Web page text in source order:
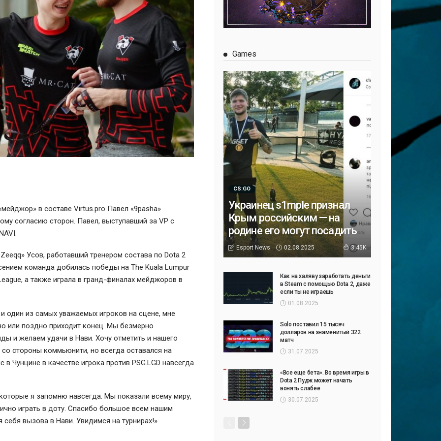
в составе Virtus.pro Павел «9pasha»
согласию сторон. Павел, выступавший за VP с
Усов, работавший тренером состава по Dota 2
команда добилась победы на The Kuala Lumpur
а также играла в гранд-финалах мейджоров в
из самых уважаемых игроков на сцене, мне
или поздно приходит конец. Мы безмерно
и желаем удачи в Нави. Хочу отметить и нашего
стороны коммьюнити, но всегда оставался на
Чунцине в качестве игрока против PSG.LGD навсегда
я запомню навсегда. Мы показали всему миру,
играть в доту. Спасибо большое всем нашим
вызова в Нави. Увидимся на турнирах!»
Games
CS:GO
Украинец s1mple признал
Крым российским — на
родине его могут посадить
Esport News 02.08.2025 3.45K
Как на халяву заработать деньги
в Steam с помощью Dota 2, даже
если ты не играешь
01.08.2025
Solo поставил 15 тысяч
долларов на знаменитый 322
матч
31.07.2025
«Все еще бета». Во время игры в
Dota 2 Пудж может начать
вонять слабее
30.07.2025